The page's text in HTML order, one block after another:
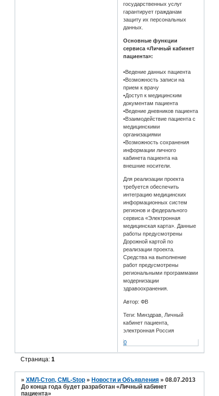
государственных услуг
гарантирует гражданам
защиту их персональных
данных.
Основные функции
сервиса «Личный кабинет
пациента»:
•Ведение данных пациента
•Возможность записи на
прием к врачу
•Доступ к медицинским
документам пациента
•Ведение дневников пациента
•Взаимодействие пациента с
медицинскими
организациями
•Возможность сохранения
информации личного
кабинета пациента на
внешние носители.
Для реализации проекта
требуется обеспечить
интеграцию медицинских
информационных систем
регионов и федерального
сервиса «Электронная
медицинская карта». Данные
работы предусмотрены
Дорожной картой по
реализации проекта.
Средства на выполнение
работ предусмотрены
региональными программами
модернизации
здравоохранения.
Автор: ФВ
Теги: Минздрав, Личный
кабинет пациента,
электронная Россия
0
Страница:1
»ХМЛ-Стоп, CML-Stop » Новости и Объявления »08.07.2013
До конца года будет разработан «Личный кабинет
пациента»